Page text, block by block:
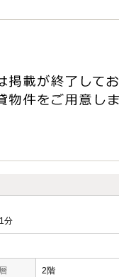
分
2階